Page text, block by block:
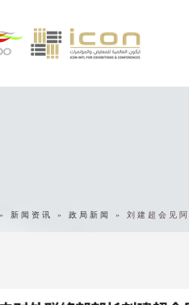
新闻资讯 » 政局新闻 » 刘建超会见